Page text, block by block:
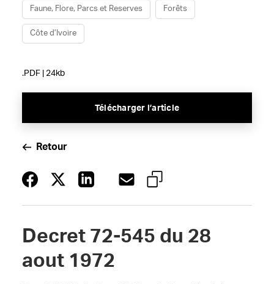
Faune, Flore, Parcs et Reserves Forêts
Côte d’Ivoire
.PDF | 24kb
Télécharger l’article
Retour
Decret 72-545 du 28
aout 1972